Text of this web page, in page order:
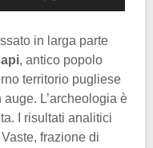
in larga parte
, antico popolo
territorio pugliese
L’archeologia è
I risultati analitici
frazione di